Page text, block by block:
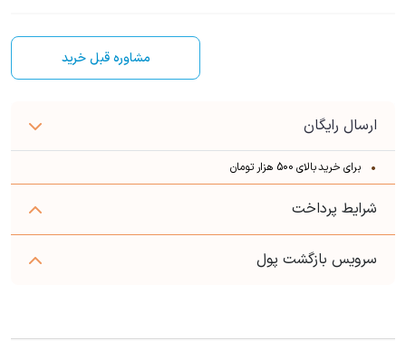
مشاوره قبل خرید
ارسال رایگان
برای خرید بالای 500 هزار تومان
شرایط پرداخت
سرویس بازگشت پول